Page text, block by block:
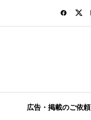
広告・掲載のご依頼